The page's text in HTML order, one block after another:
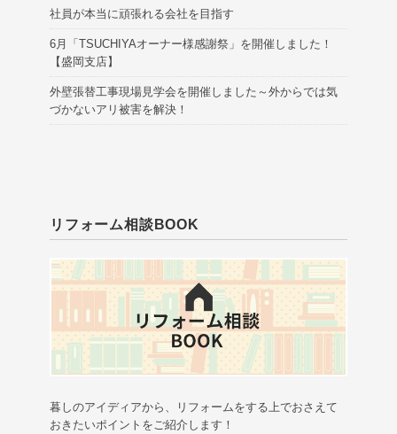
社員が本当に頑張れる会社を目指す
6月「TSUCHIYAオーナー様感謝祭」を開催しました！
【盛岡支店】
外壁張替工事現場見学会を開催しました～外からでは気
づかないアリ被害を解決！
リフォーム相談BOOK
暮しのアイディアから、リフォームをする上でおさえて
おきたいポイントをご紹介します！